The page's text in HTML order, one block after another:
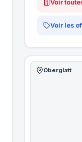
Oberglatt